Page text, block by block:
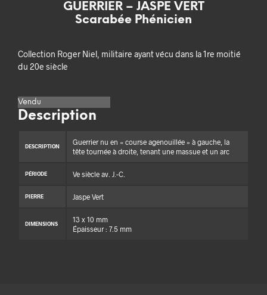
GUERRIER – JASPE VERT
Scarabée Phénicien
Collection Roger Niel, militaire ayant vécu dans la 1re moitié
du 20e siècle
Vendu
Description
DESCRIPTION
Guerrier nu en « course agenouillée » à gauche, la
tête tournée à droite, tenant une massue et un arc
PÉRIODE Ve siècle av. J.-C.
PIERRE Jaspe Vert
DIMENSIONS
13 x 10 mm
Épaisseur : 7.5 mm